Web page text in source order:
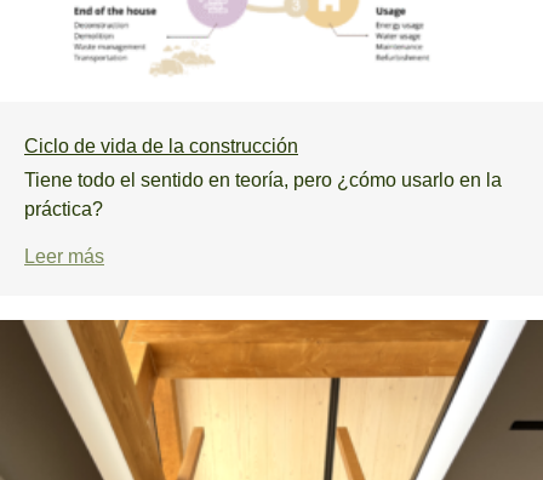
Ciclo de vida de la construcción
Tiene todo el sentido en teoría, pero ¿cómo usarlo en la
práctica?
Leer más